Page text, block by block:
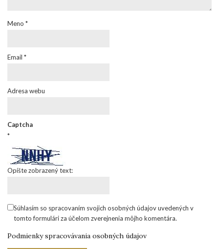
Meno *
Email *
Adresa webu
Captcha
*
Opíšte zobrazený text:
Súhlasím so spracovaním svojich osobných údajov uvedených v
tomto formulári za účelom zverejnenia môjho komentára.
Podmienky spracovávania osobných údajov